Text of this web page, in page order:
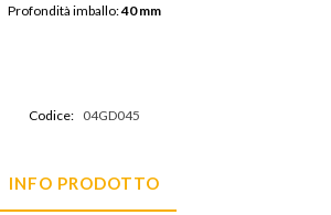
Profondità imballo: 40 mm
Codice: 04GD045
INFO PRODOTTO